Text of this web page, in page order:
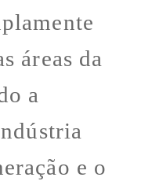
áreas da
a
e o